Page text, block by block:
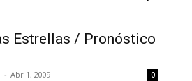
Estrellas / Pronóstico
- Abr 1, 2009 0